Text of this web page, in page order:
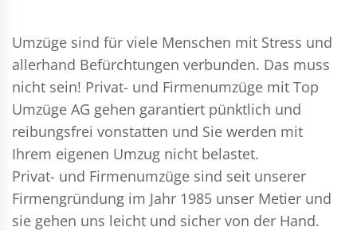
Umzüge sind für viele Menschen mit Stress und
allerhand Befürchtungen verbunden. Das muss
nicht sein! Privat- und Firmenumzüge mit Top
Umzüge AG gehen garantiert pünktlich und
reibungsfrei vonstatten und Sie werden mit
Ihrem eigenen Umzug nicht belastet.
Privat- und Firmenumzüge sind seit unserer
Firmengründung im Jahr 1985 unser Metier und
sie gehen uns leicht und sicher von der Hand.